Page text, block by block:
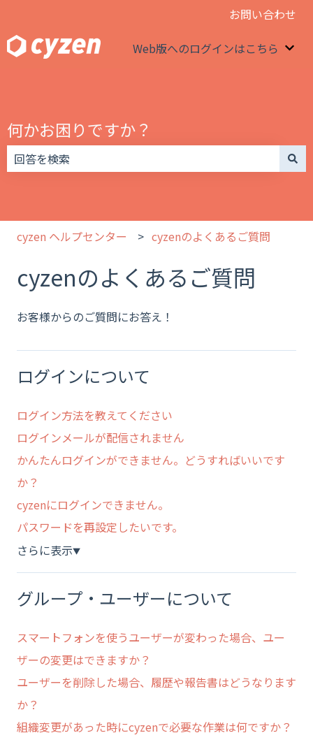
お問い合わせ
Web版へのログインはこちら
何かお困りですか？
cyzen ヘルプセンター cyzenのよくあるご質問
cyzenのよくあるご質問
お客様からのご質問にお答え！
ログインについて
ログイン方法を教えてください
ログインメールが配信されません
かんたんログインができません。どうすればいいです
か？
cyzenにログインできません。
パスワードを再設定したいです。
さらに表示▼
グループ・ユーザーについて
スマートフォンを使うユーザーが変わった場合、ユー
ザーの変更はできますか？
ユーザーを削除した場合、履歴や報告書はどうなります
か？
組織変更があった時にcyzenで必要な作業は何ですか？